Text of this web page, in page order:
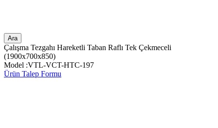
Ara
Çalışma Tezgahı Hareketli Taban Raflı Tek Çekmeceli
(1900x700x850)
Model :VTL-VCT-HTC-197
Ürün Talep Formu